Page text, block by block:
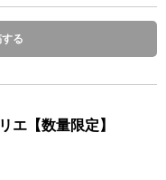
る
エ【数量限定】